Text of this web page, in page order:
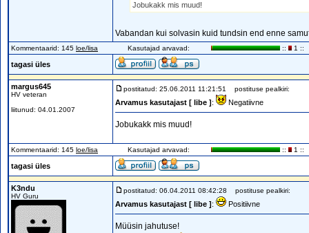
Jobukakk mis muud!
Vabandan kui solvasin kuid tundsin end enne
Kommentaarid: 145 loe/lisa Kasutajad arvavad: :: 1 ::
tagasi üles
margus645
HV veteran
liitunud: 04.01.2007
postitatud: 25.06.2011 11:21:51 postituse pealkiri:
Arvamus kasutajast [ libe ]: Negatiivne
Jobukakk mis muud!
Kommentaarid: 145 loe/lisa Kasutajad arvavad: :: 1 ::
tagasi üles
K3ndu
HV Guru
postitatud: 06.04.2011 08:42:28 postituse pealkiri:
Arvamus kasutajast [ libe ]: Positiivne
Müüsin jahutuse!